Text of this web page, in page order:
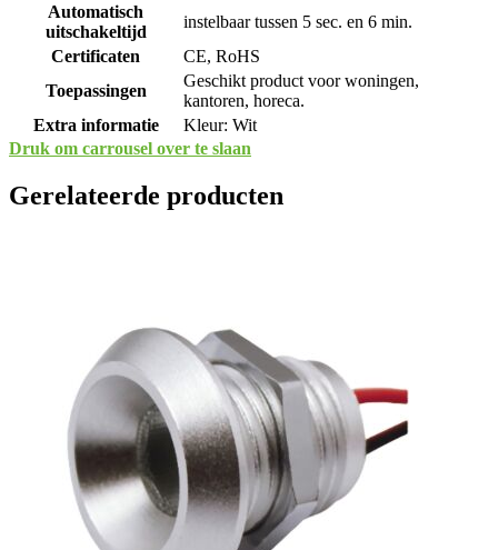
Automatisch
uitschakeltijd
instelbaar tussen 5 sec. en 6 min.
Certificaten
CE, RoHS
Toepassingen
Geschikt product voor woningen,
kantoren, horeca.
Extra informatie
Kleur: Wit
Druk om carrousel over te slaan
Gerelateerde producten